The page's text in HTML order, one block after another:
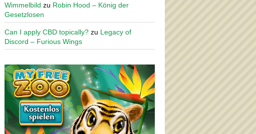
Wimmelbild zu Robin Hood – König der
Gesetzlosen
Can I apply CBD topically? zu Legacy of
Discord – Furious Wings